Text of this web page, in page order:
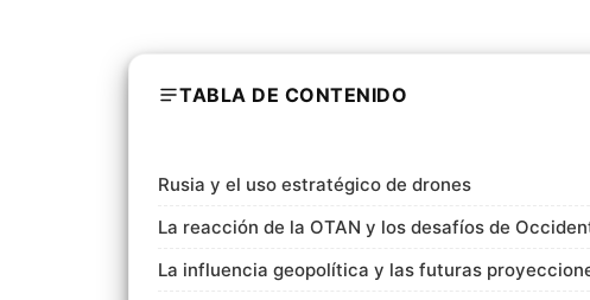
TABLA DE CONTENIDO
Rusia y el uso estratégico de drones
La reacción de la OTAN y los desafíos de
La influencia geopolítica y las futuras